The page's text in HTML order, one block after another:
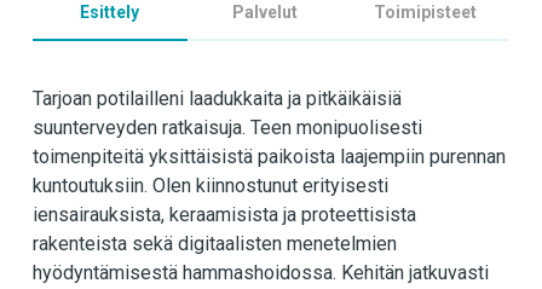
Esittely Palvelut Toimipisteet
Tarjoan potilailleni laadukkaita ja pitkäikäisiä
suunterveyden ratkaisuja. Teen monipuolisesti
toimenpiteitä yksittäisistä paikoista laajempiin purennan
kuntoutuksiin. Olen kiinnostunut erityisesti
iensairauksista, keraamisista ja proteettisista
rakenteista sekä digitaalisten menetelmien
hyödyntämisestä hammashoidossa. Kehitän jatkuvasti